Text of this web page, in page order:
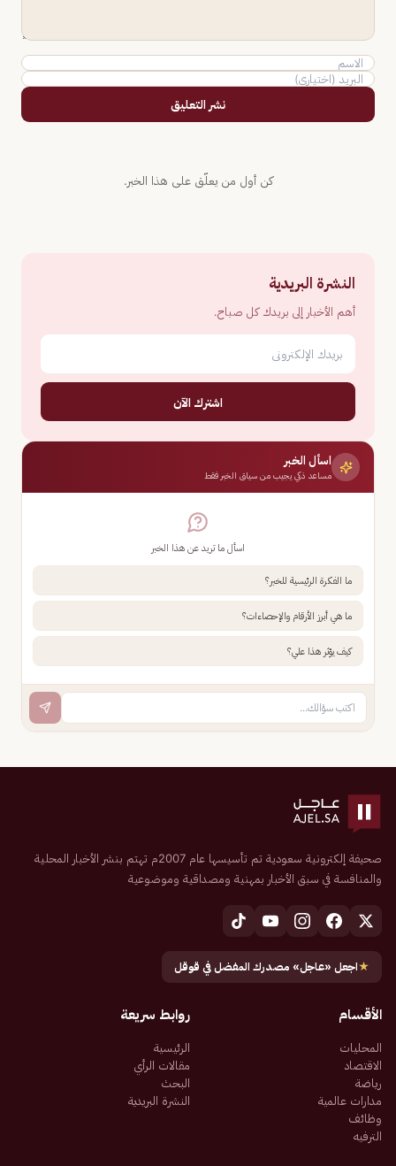
نشر التعليق
كن أول من يعلّق على هذا الخبر.
النشرة البريدية
أهم الأخبار إلى بريدك كل صباح.
اشترك الآن
اسأل الخبر
مساعد ذكي يجيب من سياق الخبر فقط
اسأل ما تريد عن هذا الخبر
ما الفكرة الرئيسية للخبر؟
ما هي أبرز الأرقام والإحصاءات؟
كيف يؤثر هذا علي؟
صحيفة إلكترونية سعودية تم تأسيسها عام 2007م تهتم بنشر الأخبار المحلية
والمنافسة في سبق الأخبار بمهنية ومصداقية وموضوعية
★اجعل «عاجل» مصدرك المفضل في قوقل
الأقسام
المحليات
الاقتصاد
رياضة
مدارات عالمية
وظائف
الترفيه
روابط سريعة
الرئيسية
مقالات الرأي
البحث
النشرة البريدية